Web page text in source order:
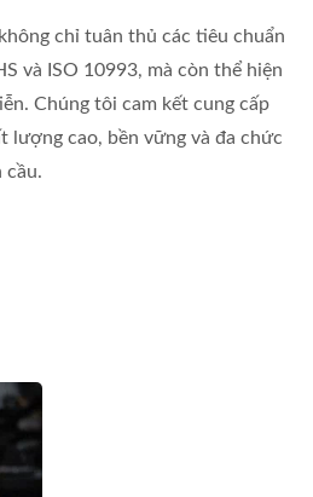
chỉ tuân thủ các tiêu chuẩn
và ISO 10993, mà còn thể hiện
Chúng tôi cam kết cung cấp
lượng cao, bền vững và đa chức
cầu.